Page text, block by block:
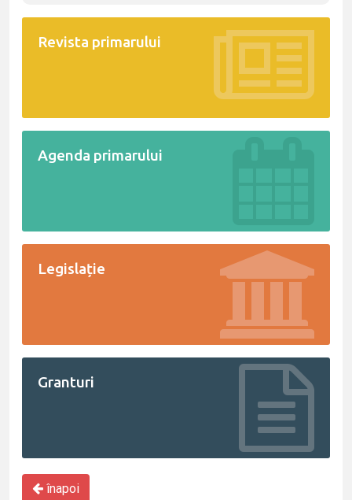
Revista primarului
Agenda primarului
Legislație
Granturi
înapoi